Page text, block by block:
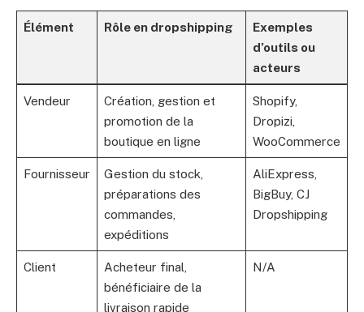
Élément Rôle en dropshipping
Exemples
d’outils ou
acteurs
Vendeur
Création, gestion et
promotion de la
boutique en ligne
Shopify,
Dropizi,
WooCommerce
Fournisseur
Gestion du stock,
préparations des
commandes,
expéditions
AliExpress,
BigBuy, CJ
Dropshipping
Client
Acheteur final,
bénéficiaire de la
livraison rapide
N/A